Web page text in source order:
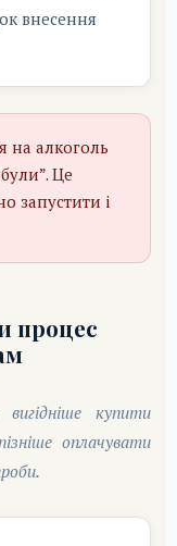
внесення
на алкоголь
Це
запустити і
процес
купити
оплачувати